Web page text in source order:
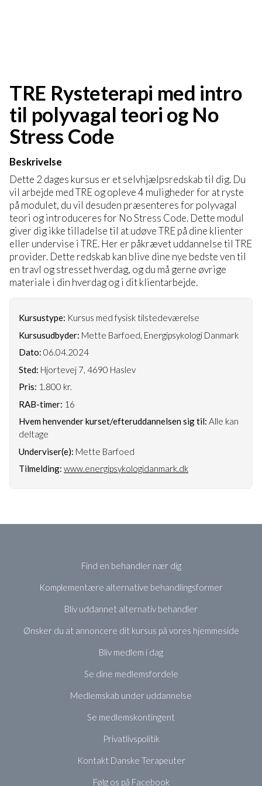
TRE Rysteterapi med intro
til polyvagal teori og No
Stress Code
Beskrivelse
Dette 2 dages kursus er et selvhjælpsredskab til dig. Du
vil arbejde med TRE og opleve 4 muligheder for at ryste
på modulet, du vil desuden præsenteres for polyvagal
teori og introduceres for No Stress Code. Dette modul
giver dig ikke tilladelse til at udøve TRE på dine klienter
eller undervise i TRE. Her er påkrævet uddannelse til TRE
provider. Dette redskab kan blive dine nye bedste ven til
en travl og stresset hverdag, og du må gerne øvrige
materiale i din hverdag og i dit klientarbejde.
Kursustype: Kursus med fysisk tilstedeværelse
Kursusudbyder: Mette Barfoed, Energipsykologi Danmark
Dato: 06.04.2024
Sted: Hjortevej 7, 4690 Haslev
Pris: 1.800 kr.
RAB-timer: 16
Hvem henvender kurset/efteruddannelsen sig til: Alle kan
deltage
Underviser(e): Mette Barfoed
Tilmelding: www.energipsykologidanmark.dk
Find en behandler nær dig
Komplementære alternative behandlingsformer
Bliv uddannet alternativ behandler
Ønsker du at annoncere dit kursus på vores hjemmeside
Bliv medlem i dag
Se dine medlemsfordele
Medlemskab under uddannelse
Se medlemskontingent
Privatlivspolitik
Kontakt Danske Terapeuter
Følg os på Facebook